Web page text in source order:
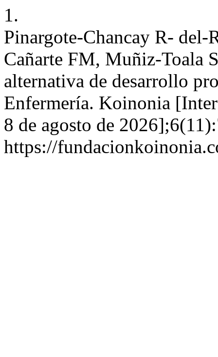
1.
Pinargote-Chancay R-
Cañarte FM, Muñiz-Toala
alternativa de desarrollo
Enfermería. Koinonia
8 de agosto de
https://